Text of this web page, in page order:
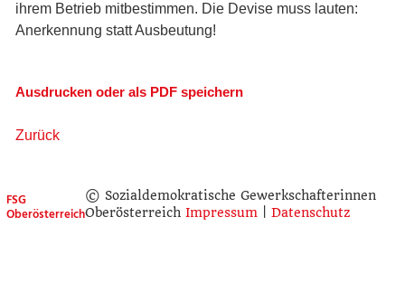
ihrem Betrieb mitbestimmen. Die Devise muss lauten:
Anerkennung statt Ausbeutung!
Ausdrucken oder als PDF speichern
Zurück
FSG
Oberösterreich
© Sozialdemokratische Gewerkschafterinnen
Oberösterreich Impressum| Datenschutz